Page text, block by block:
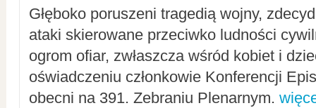
Głęboko poruszeni tragedią wojny,
ataki skierowane przeciwko ludności
ogrom ofiar, zwłaszcza wśród kobiet i
oświadczeniu członkowie Konferencji
obecni na 391. Zebraniu Plenarnym.